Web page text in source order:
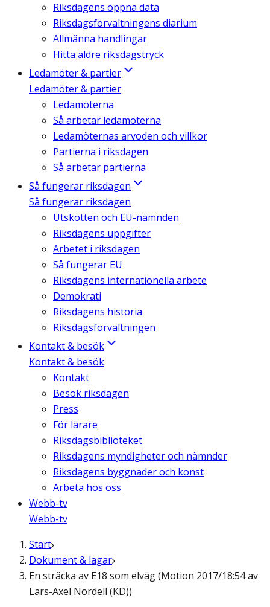
Riksdagens öppna data
Riksdagsförvaltningens diarium
Allmänna handlingar
Hitta äldre riksdagstryck
Ledamöter & partier
Ledamöter & partier
Ledamöterna
Så arbetar ledamöterna
Ledamöternas arvoden och villkor
Partierna i riksdagen
Så arbetar partierna
Så fungerar riksdagen
Så fungerar riksdagen
Utskotten och EU-nämnden
Riksdagens uppgifter
Arbetet i riksdagen
Så fungerar EU
Riksdagens internationella arbete
Demokrati
Riksdagens historia
Riksdagsförvaltningen
Kontakt & besök
Kontakt & besök
Kontakt
Besök riksdagen
Press
För lärare
Riksdagsbiblioteket
Riksdagens myndigheter och nämnder
Riksdagens byggnader och konst
Arbeta hos oss
Webb-tv
Webb-tv
Start
Dokument & lagar
En sträcka av E18 som elväg (Motion 2017/18:54 av
Lars-Axel Nordell (KD))